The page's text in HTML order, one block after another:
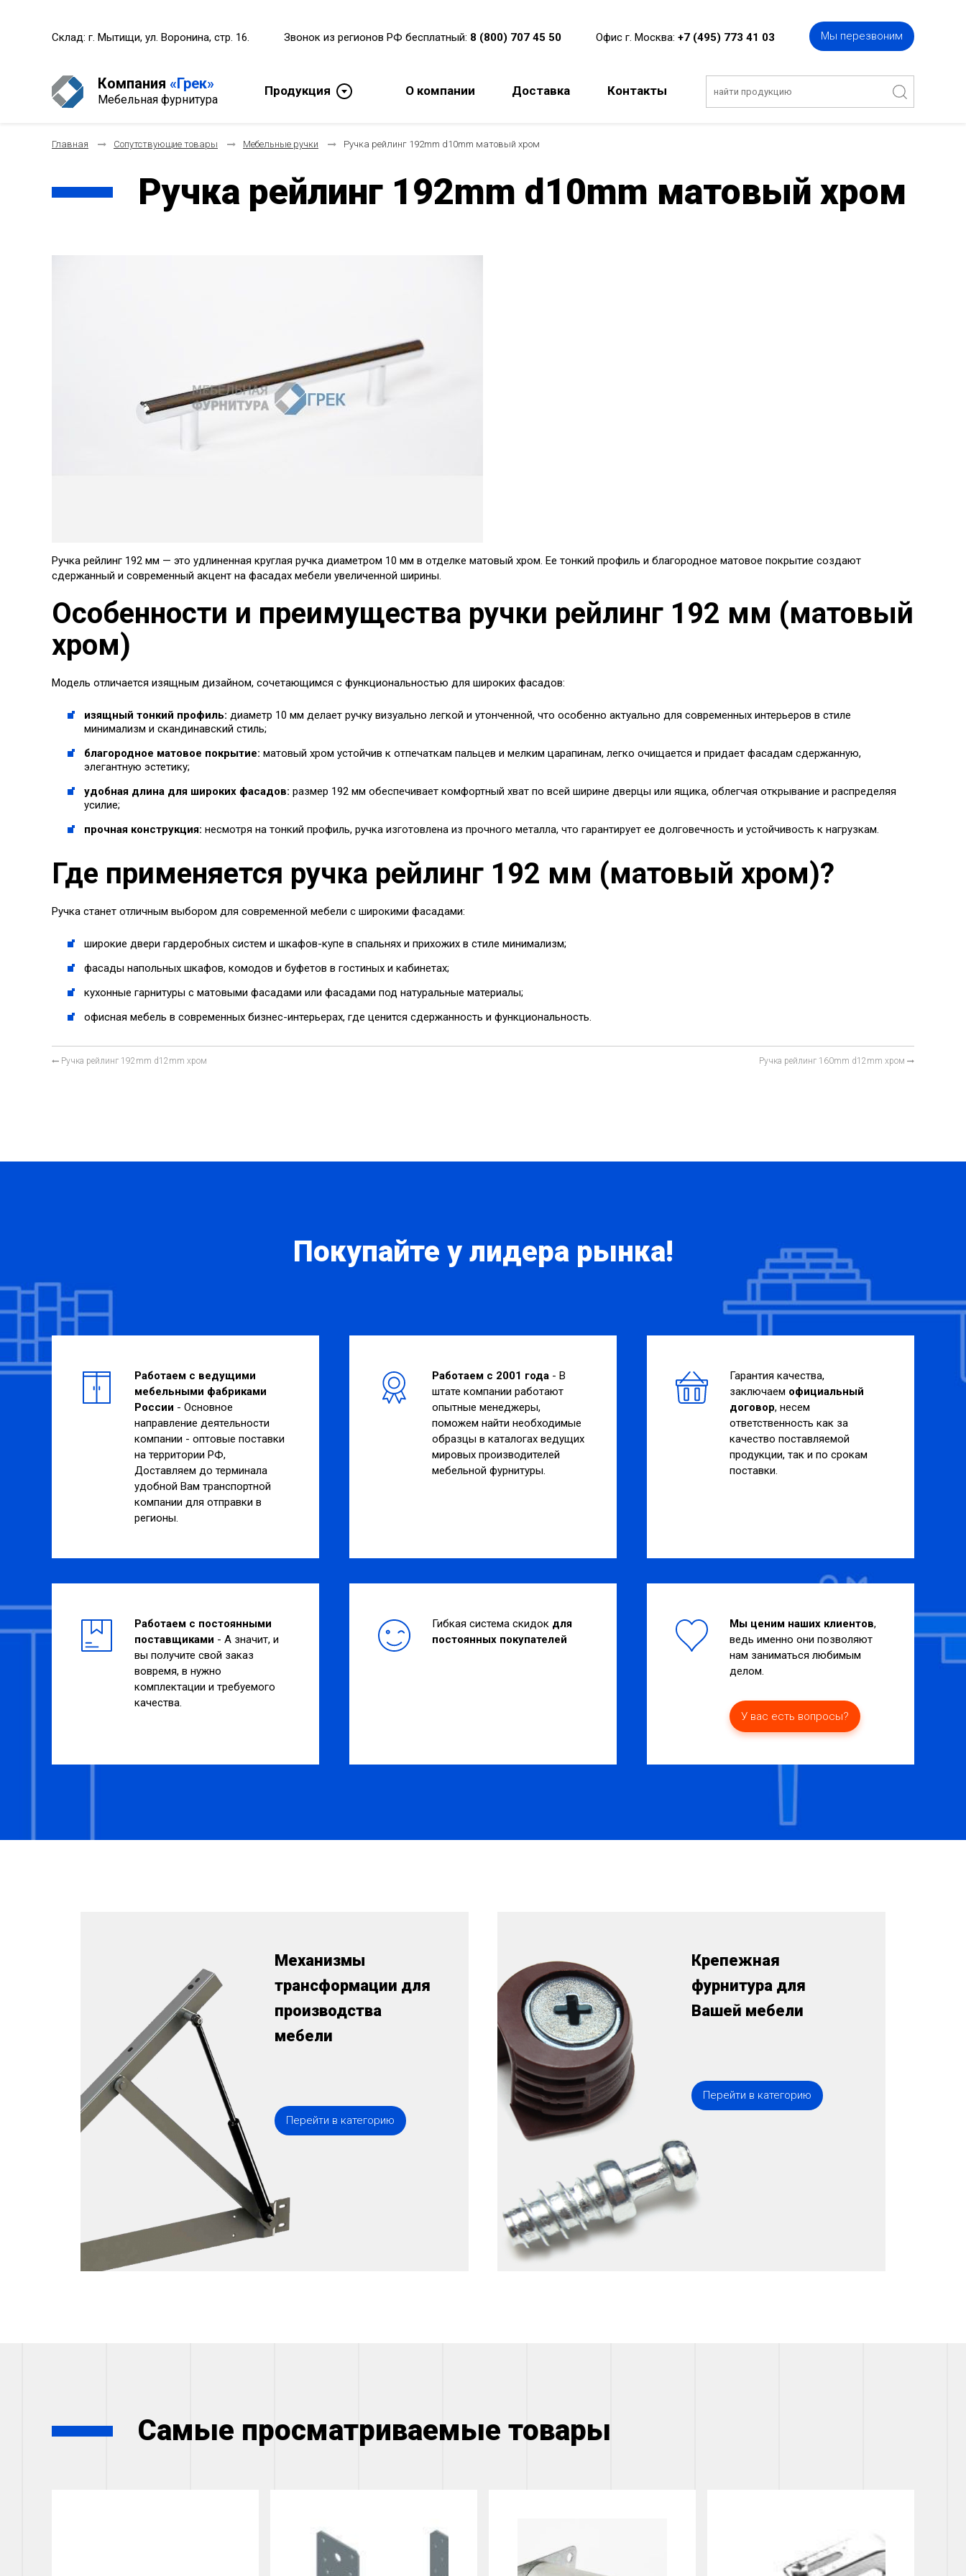
Склад: г. Мытищи, ул. Воронина, стр. 16. Звонок из регионов РФ бесплатный: 8 (800) 707 45 50 Офис г. Москва: +7 (495) 773 41 03 Мы перезвоним
Компания «Грек»
Мебельная фурнитура
Продукция О компании Доставка Контакты
Главная Сопутствующие товары Мебельные ручки Ручка рейлинг 192mm d10mm матовый хром
Ручка рейлинг 192mm d10mm матовый хром
Ручка рейлинг 192 мм — это удлиненная круглая ручка диаметром 10 мм в отделке матовый хром. Ее тонкий профиль и благородное матовое покрытие создают
сдержанный и современный акцент на фасадах мебели увеличенной ширины.
Особенности и преимущества ручки рейлинг 192 мм (матовый
хром)
Модель отличается изящным дизайном, сочетающимся с функциональностью для широких фасадов:
изящный тонкий профиль: диаметр 10 мм делает ручку визуально легкой и утонченной, что особенно актуально для современных интерьеров в стиле
минимализм и скандинавский стиль;
благородное матовое покрытие: матовый хром устойчив к отпечаткам пальцев и мелким царапинам, легко очищается и придает фасадам сдержанную,
элегантную эстетику;
удобная длина для широких фасадов: размер 192 мм обеспечивает комфортный хват по всей ширине дверцы или ящика, облегчая открывание и распределяя
усилие;
прочная конструкция: несмотря на тонкий профиль, ручка изготовлена из прочного металла, что гарантирует ее долговечность и устойчивость к нагрузкам.
Где применяется ручка рейлинг 192 мм (матовый хром)?
Ручка станет отличным выбором для современной мебели с широкими фасадами:
широкие двери гардеробных систем и шкафов-купе в спальнях и прихожих в стиле минимализм;
фасады напольных шкафов, комодов и буфетов в гостиных и кабинетах;
кухонные гарнитуры с матовыми фасадами или фасадами под натуральные материалы;
офисная мебель в современных бизнес-интерьерах, где ценится сдержанность и функциональность.
Ручка рейлинг 192mm d12mm хром Ручка рейлинг 160mm d12mm хром
Покупайте у лидера рынка!
Работаем с ведущими
мебельными фабриками
России - Основное
направление деятельности
компании - оптовые поставки
на территории РФ,
Доставляем до терминала
удобной Вам транспортной
компании для отправки в
регионы.
Работаем с 2001 года - В
штате компании работают
опытные менеджеры,
поможем найти необходимые
образцы в каталогах ведущих
мировых производителей
мебельной фурнитуры.
Гарантия качества,
заключаем официальный
договор, несем
ответственность как за
качество поставляемой
продукции, так и по срокам
поставки.
Работаем с постоянными
поставщиками - А значит, и
вы получите свой заказ
вовремя, в нужно
комплектации и требуемого
качества.
Гибкая система скидок для
постоянных покупателей
Мы ценим наших клиентов,
ведь именно они позволяют
нам заниматься любимым
делом.
У вас есть вопросы?
Механизмы
трансформации для
производства
мебели
Перейти в категорию
Крепежная
фурнитура для
Вашей мебели
Перейти в категорию
Самые просматриваемые товары